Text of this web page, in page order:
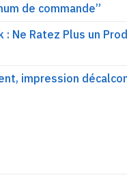
de commande”
: Ne Ratez Plus un
impression